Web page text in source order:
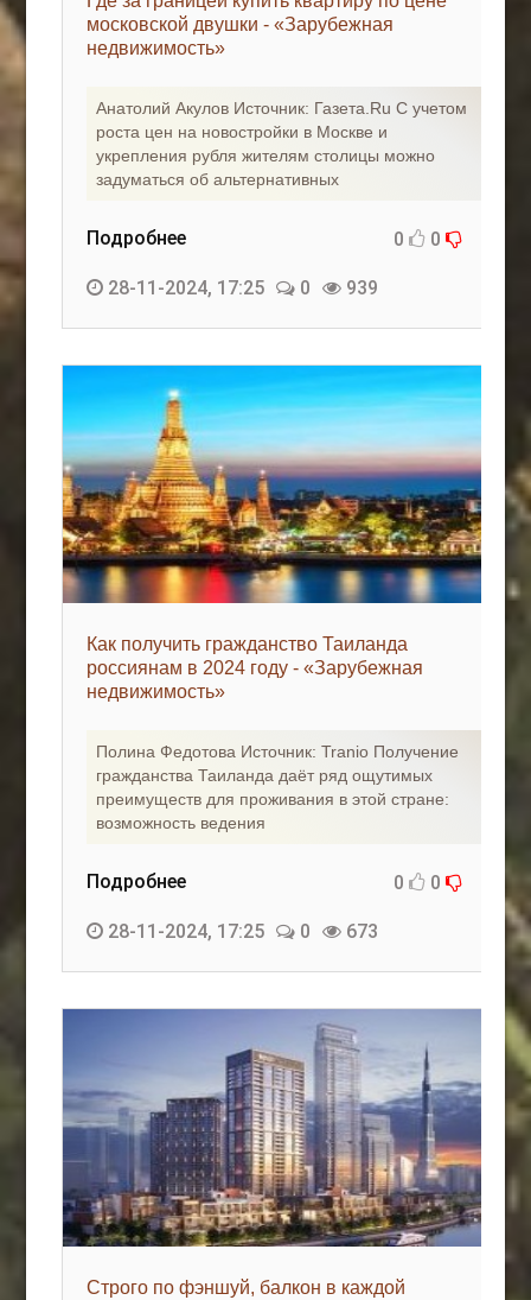
московской двушки - «Зарубежная
недвижимость»
Анатолий Акулов Источник: Газета.Ru С учетом
роста цен на новостройки в Москве и
укрепления рубля жителям столицы можно
задуматься об альтернативных
Подробнее 0 0
28-11-2024, 17:25 0 939
Как получить гражданство Таиланда
россиянам в 2024 году - «Зарубежная
недвижимость»
Полина Федотова Источник: Tranio Получение
гражданства Таиланда даёт ряд ощутимых
преимуществ для проживания в этой стране:
возможность ведения
Подробнее 0 0
28-11-2024, 17:25 0 673
Строго по фэншуй, балкон в каждой